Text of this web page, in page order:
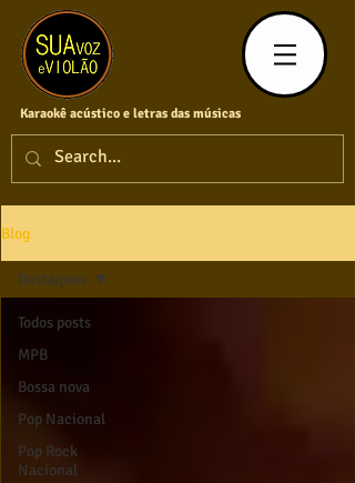
Karaokê acústico e letras das músicas
Blog
Todos posts
MPB
Bossa nova
Pop Nacional
Pop Rock
Nacional
Destaques